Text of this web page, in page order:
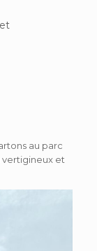
au parc
vertigineux et